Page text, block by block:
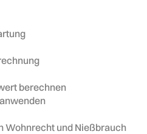
berechnen
Wohnrecht und Nießbrauch